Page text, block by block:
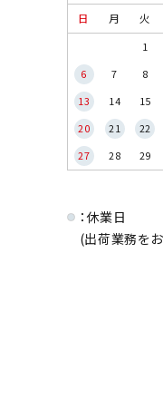
日 月 火
1
6
7 8
13
14 15
20
21 22
27
28 29
：休業日
(出荷業務を